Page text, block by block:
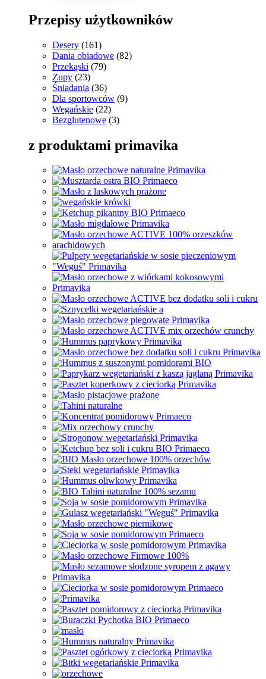
Przepisy użytkowników
Desery (161)
Dania obiadowe (82)
Przekąski (79)
Zupy (23)
Śniadania (36)
Dla sportowców (9)
Wegańskie (22)
Bezglutenowe (3)
z produktami primavika